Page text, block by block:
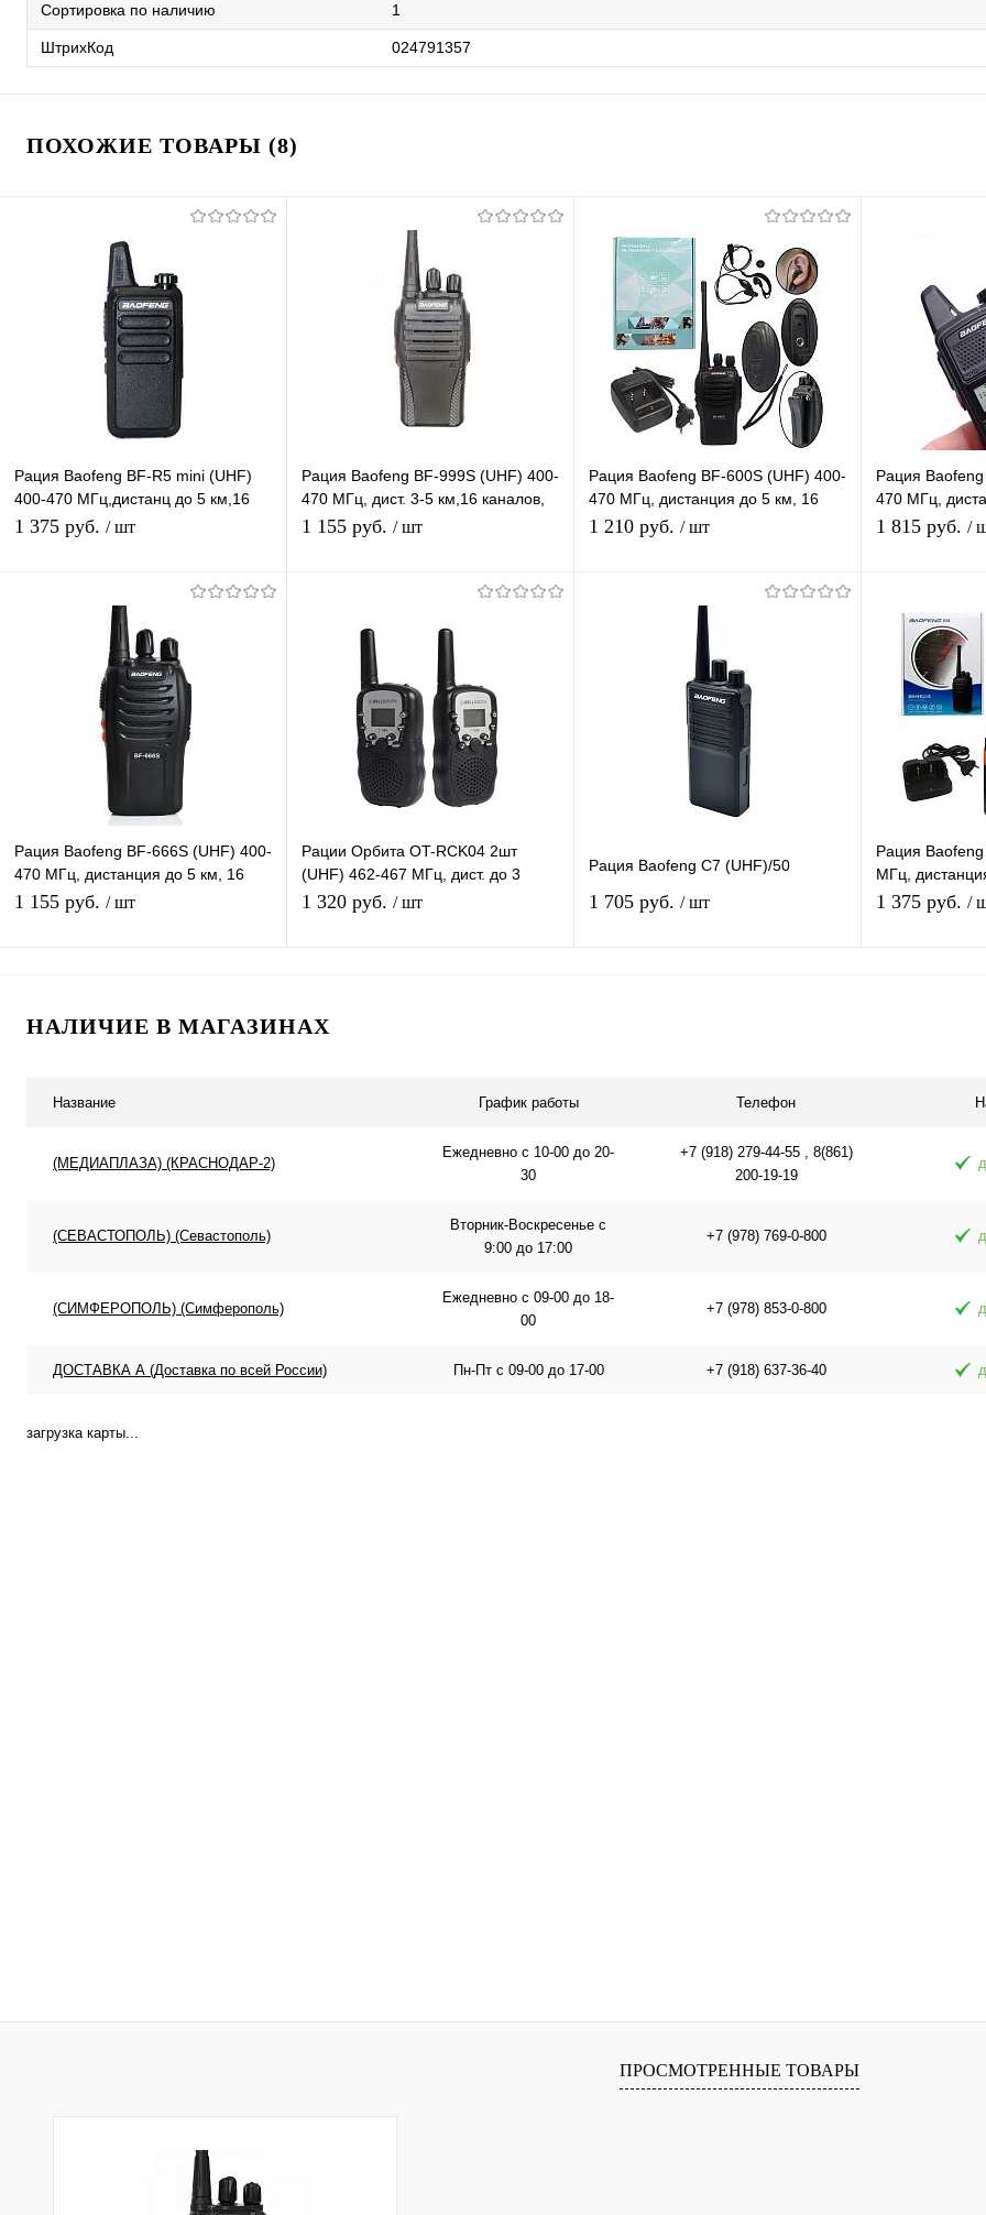
Сортировка по наличию 1
ШтрихКод 024791357
ПОХОЖИЕ ТОВАРЫ (8)
Рация Baofeng BF-R5 mini (UHF)
400-470 МГц,дистанц до 5 км,16
каналов,VOX голосовое управл
1 375 руб. / шт
В корзину
Купить в 1 клик К сравнению
В избранное В наличии
Рация Baofeng BF-999S (UHF) 400-
470 МГц, дист. 3-5 км,16 каналов,
таймер, фонарик,
1 155 руб. / шт
Купить в 1 клик
В избранное Под заказ
Рация Baofeng BF-600S (UHF) 400-
470 МГц, дистанция до 5 км, 16
каналов, таймер, фонарик
1 210 руб. / шт
В корзину
Купить в 1 клик
В избранное
Рация
470 МГц,
каналов
1 815 руб. /
Купить в 1
В избранное
Рация Baofeng BF-666S (UHF) 400-
470 МГц, дистанция до 5 км, 16
каналов, таймер, фонарик
1 155 руб. / шт
Рации Орбита OT-RCK04 2шт
(UHF) 462-467 МГц, дист. до 3
км,22 канала, дисплей, фонарик,
1 320 руб. / шт
Рация Baofeng C7 (UHF)/50
1 705 руб. / шт
Рация
МГц,
каналов,
1 375 руб. /
НАЛИЧИЕ В МАГАЗИНАХ
Название График работы Телефон
(МЕДИАПЛАЗА) (КРАСНОДАР-2)
Ежедневно с 10-00 до 20-
30
+7 (918) 279-44-55 , 8(861)
200-19-19
(СЕВАСТОПОЛЬ) (Севастополь)
Вторник-Воскресенье с
9:00 до 17:00
+7 (978) 769-0-800
(СИМФЕРОПОЛЬ) (Симферополь)
Ежедневно с 09-00 до 18-
00
+7 (978) 853-0-800
ДОСТАВКА А (Доставка по всей России) Пн-Пт с 09-00 до 17-00 +7 (918) 637-36-40
загрузка карты...
ПРОСМОТРЕННЫЕ ТОВАРЫ